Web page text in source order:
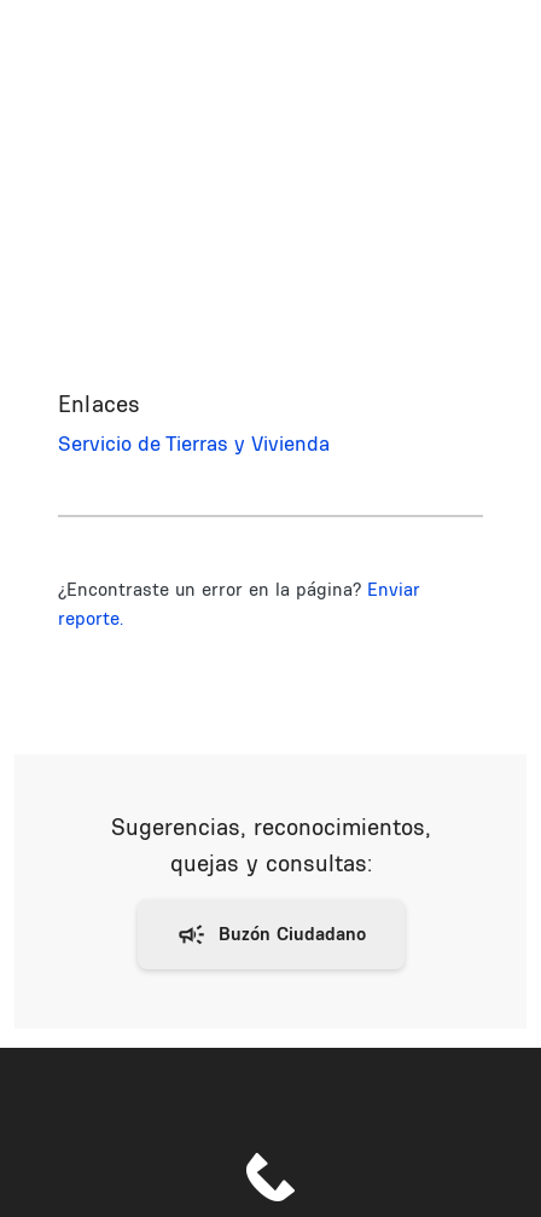
Enlaces
Servicio de Tierras y Vivienda
¿Encontraste un error en la página? Enviar
reporte.
Sugerencias, reconocimientos,
quejas y consultas: